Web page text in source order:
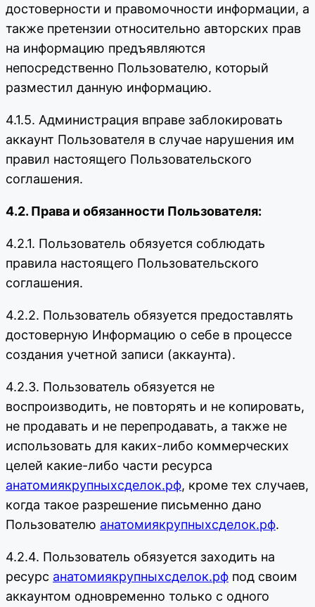
достоверности и правомочности информации, а
также претензии относительно авторских прав
на информацию предъявляются
непосредственно Пользователю, который
разместил данную информацию.
4.1.5. Администрация вправе заблокировать
аккаунт Пользователя в случае нарушения им
правил настоящего Пользовательского
соглашения.
4.2. Права и обязанности Пользователя:
4.2.1. Пользователь обязуется соблюдать
правила настоящего Пользовательского
соглашения.
4.2.2. Пользователь обязуется предоставлять
достоверную Информацию о себе в процессе
создания учетной записи (аккаунта).
4.2.3. Пользователь обязуется не
воспроизводить, не повторять и не копировать,
не продавать и не перепродавать, а также не
использовать для каких-либо коммерческих
целей какие-либо части ресурса
анатомиякрупныхсделок.рф, кроме тех случаев,
когда такое разрешение письменно дано
Пользователю анатомиякрупныхсделок.рф.
4.2.4. Пользователь обязуется заходить на
ресурс анатомиякрупныхсделок.рф под своим
аккаунтом одновременно только с одного